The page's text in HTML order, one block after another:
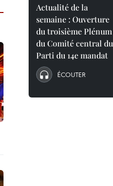
Actualité de la
semaine : Ouverture
du troisième Plénum
du Comité central du
Parti du 14e mandat
ÉCOUTER